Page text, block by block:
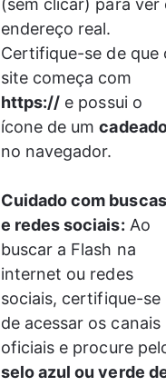
(sem clicar) para ver
endereço real.
Certifique-se de que
site começa com
https:// e possui o
ícone de um
no navegador.
Cuidado com buscas
e redes sociais: Ao
buscar a Flash na
internet ou redes
sociais, certifique-se
de acessar os canais
oficiais e procure
selo azul ou verde